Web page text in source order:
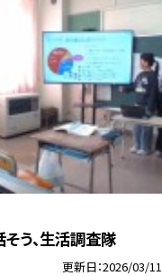
そう、生活調査隊
更新日 2026/03/11